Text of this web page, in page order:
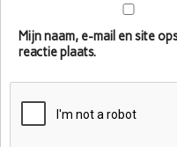
Mijn naam, e-mail en site
reactie plaats.